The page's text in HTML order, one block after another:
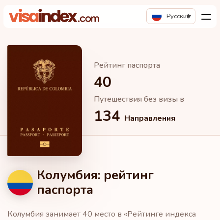
Русский
Рейтинг паспорта
40
Путешествия без визы в
134 Направления
Колумбия: рейтинг
паспорта
Колумбия занимает 40 место в «Рейтинге индекса